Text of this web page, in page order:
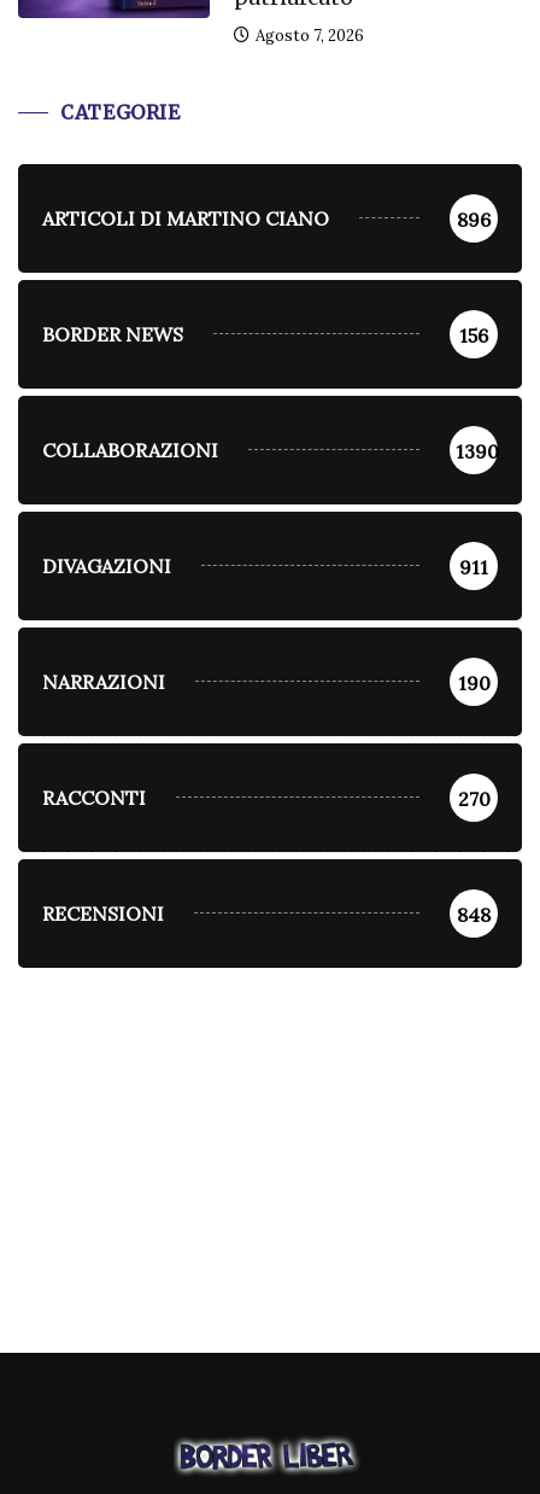
Agosto 7, 2026
CATEGORIE
ARTICOLI DI MARTINO CIANO 896
BORDER NEWS 156
COLLABORAZIONI 1390
DIVAGAZIONI 911
NARRAZIONI 190
RACCONTI 270
RECENSIONI 848